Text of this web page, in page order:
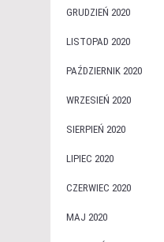
GRUDZIEŃ 2020
LISTOPAD 2020
PAŹDZIERNIK 2020
WRZESIEŃ 2020
SIERPIEŃ 2020
LIPIEC 2020
CZERWIEC 2020
MAJ 2020